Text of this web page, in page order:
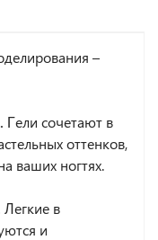
–
Гели сочетают в
оттенков,
ваших ногтях.
Легкие в
и